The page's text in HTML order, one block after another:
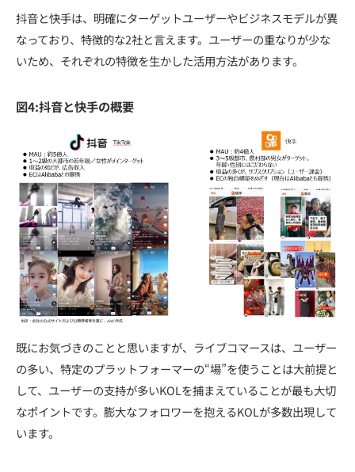
抖音と快手は、明確にターゲットユーザーやビジネスモデルが異
なっており、特徴的な2社と言えます。ユーザーの重なりが少な
いため、それぞれの特徴を生かした活用方法があります。
図4:抖音と快手の概要
既にお気づきのことと思いますが、ライブコマースは、ユーザー
の多い、特定のプラットフォーマーの“場”を使うことは大前提と
して、ユーザーの支持が多いKOLを捕まえていることが最も大切
なポイントです。膨大なフォロワーを抱えるKOLが多数出現して
います。